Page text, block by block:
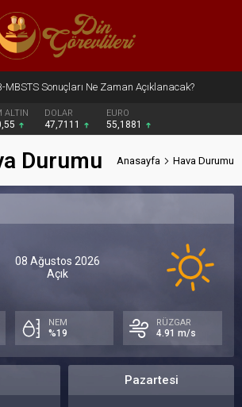
MBSTS Sonuçları Ne Zaman Açıklanacak?
ALTIN DOLAR
47,7111
EURO
55,1881
Durumu Anasayfa Hava Durumu
08 Ağustos 2026
Açık
NEM
%19
RÜZGAR
4.91 m/s
Pazartesi